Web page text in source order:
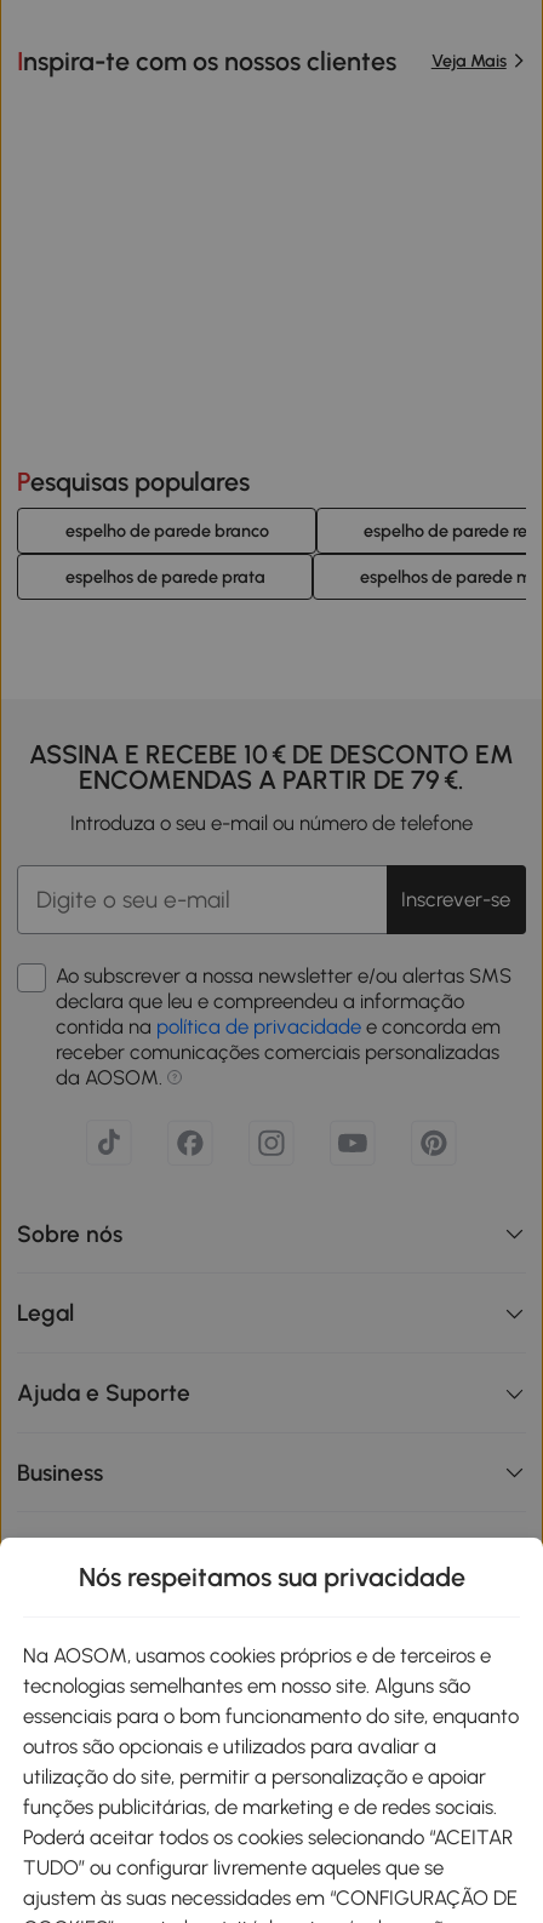
Inspira-te com os nossos clientes Veja Mais
Pesquisas populares
espelho de parede branco espelho de parede
espelhos de parede prata espelhos de parede
ASSINA E RECEBE 10 € DE DESCONTO EM
ENCOMENDAS A PARTIR DE 79 €.
Introduza o seu e-mail ou número de telefone
Inscrever-se
Ao subscrever a nossa newsletter e/ou alertas SMS
declara que leu e compreendeu a informação
contida na política de privacidade e concorda em
receber comunicações comerciais personalizadas
da AOSOM.
Sobre nós
Legal
Ajuda e Suporte
Business
Métodos de pagamento
Envio
Nós respeitamos sua privacidade
Na AOSOM, usamos cookies próprios e de terceiros e
tecnologias semelhantes em nosso site. Alguns são
essenciais para o bom funcionamento do site, enquanto
outros são opcionais e utilizados para avaliar a
utilização do site, permitir a personalização e apoiar
funções publicitárias, de marketing e de redes sociais.
Poderá aceitar todos os cookies selecionando “ACEITAR
TUDO” ou configurar livremente aqueles que se
ajustem às suas necessidades em “CONFIGURAÇÃO DE